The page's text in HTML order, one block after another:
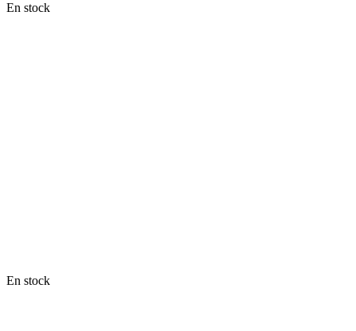
En stock
En stock